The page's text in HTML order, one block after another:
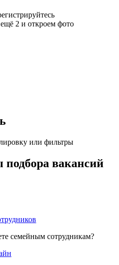
2 и откроем фото
или фильтры
вакансий
семейным сотрудникам?